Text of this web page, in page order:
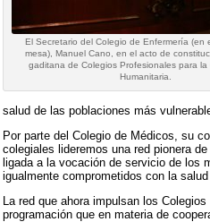
El Secretario del Colegio de Enfermería (en
mesa), Manuel Cano, en el acto de
gaditana de Colegios Profesionales para la
Humanitaria.
salud de las poblaciones más
Por parte del Colegio de Médicos, su
colegiales lideremos una red pionera
ligada a la vocación de servicio de los
igualmente comprometidos con la
La red que ahora impulsan los
programación que en materia de